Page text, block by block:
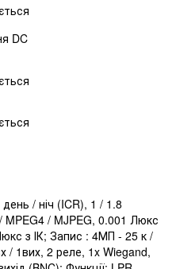
DC
/ ніч (ICR), 1 / 1.8
MPEG4 / MJPEG, 0.001 Люкс
з ІК; Запис : 4МП - 25 к /
/ 1вих, 2 реле, 1x Wiegand,